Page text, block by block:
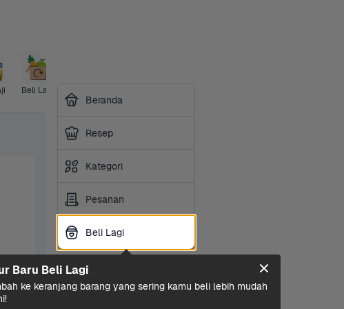
Beli Lagi
Beranda
Resep
Kategori
Pesanan
Beli Lagi
Beli Lagi
Baru Beli Lagi
ke keranjang barang yang sering kamu beli lebih mudah